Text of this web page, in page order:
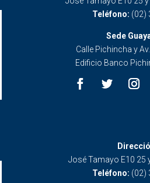
Teléfono: (02)
Sede
Calle Pichincha y
Edificio Banco
José Tamayo E10 25
Teléfono: (02)